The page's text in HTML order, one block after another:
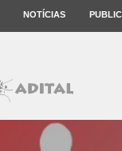
NOTÍCIAS